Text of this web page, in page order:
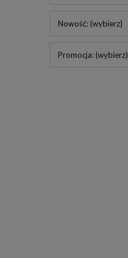
Nowość: (wybierz)
Promocja: (wybierz)